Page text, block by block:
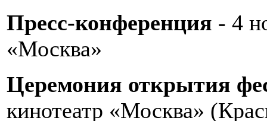
Пресс-конференция - 4
«Москва»
Церемония открытия
кинотеатр «Москва»